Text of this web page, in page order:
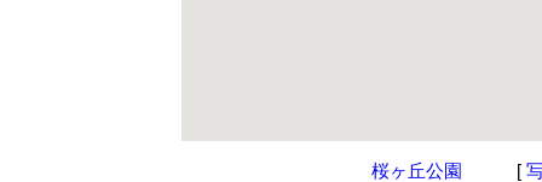
桜ヶ丘公園 [